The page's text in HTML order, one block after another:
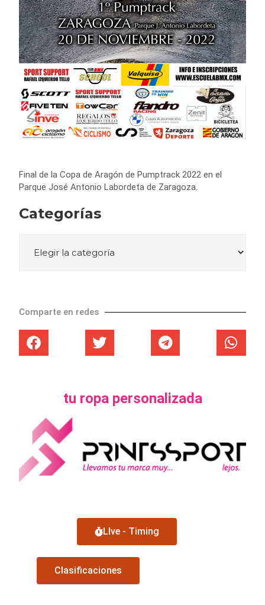
Final de la Copa de Aragón de Pumptrack 2022 en el
Parque José Antonio Labordeta de Zaragoza.
Categorías
Comparte en redes
tu ropa personalizada
LIve - Timing
Clasificaciones